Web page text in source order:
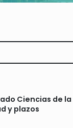
Ciencias de
y plazos